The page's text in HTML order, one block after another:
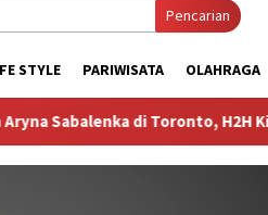
Pencarian
STYLE PARIWISATA OLAHRAGA
H2H Kini Imbang 5-5